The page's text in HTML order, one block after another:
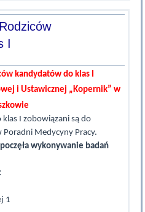
I
kandydatów do klas I
i Ustawicznej „Kopernik” w
I zobowiązani są do
Medycyny Pracy.
wykonywanie badań
1